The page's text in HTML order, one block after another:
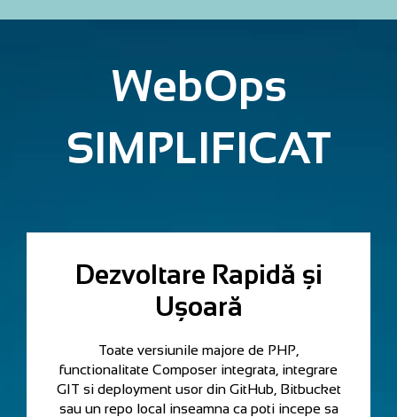
WebOps
SIMPLIFICAT
Dezvoltare Rapidă și
Ușoară
Toate versiunile majore de PHP,
functionalitate Composer integrata, integrare
GIT si deployment usor din GitHub, Bitbucket
sau un repo local inseamna ca poti incepe sa